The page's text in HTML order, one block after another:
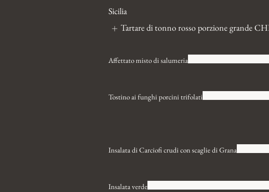
Sicilia
Tartare di tonno rosso porzione grande
Affettato misto di salumeria
Tostino ai funghi porcini trifolati
Insalata di Carciofi crudi con scaglie di Grana
Insalata verde